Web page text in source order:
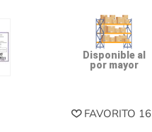
Disponible al
por mayor
FAVORITO 16